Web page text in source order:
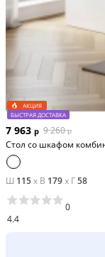
АКЦИЯ
БЫСТРАЯ ДОСТАВКА
7 963 р 9 260 р
Стол со шкафом
Ш 115x В 179x Г58
4.4
0